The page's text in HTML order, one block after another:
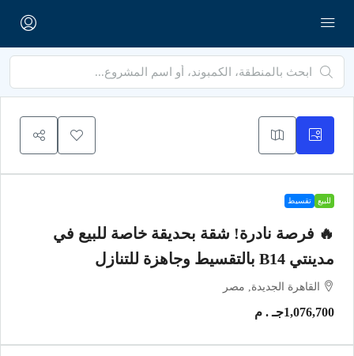
للبيع تقسيط
🔥 فرصة نادرة! شقة بحديقة خاصة للبيع في
مدينتي B14 بالتقسيط وجاهزة للتنازل
القاهرة الجديدة, مصر
1,076,700جـ . م